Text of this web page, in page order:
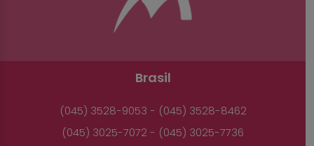
Brasil
(045) 3528-9053 - (045) 3528-8462
(045) 3025-7072 - (045) 3025-7736